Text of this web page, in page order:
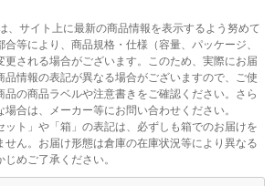
、サイト上に最新の商品情報を表示するよう努めて
等により、商品規格・仕様（容量、パッケージ、
更される場合がございます。このため、実際にお届
品情報の表記が異なる場合がございますので、ご使
品の商品ラベルや注意書きをご確認ください。さら
合は、メーカー等にお問い合わせください。
ット」や「箱」の表記は、必ずしも箱でのお届けを
せん。お届け形態は倉庫の在庫状況等により異なる
めご了承ください。